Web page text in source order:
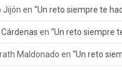
Jijón en “Un reto siempre te
en “Un reto siempre
Maldonado en “Un reto